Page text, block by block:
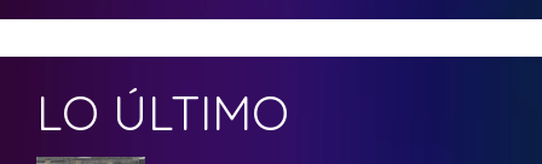
LO ÚLTIMO